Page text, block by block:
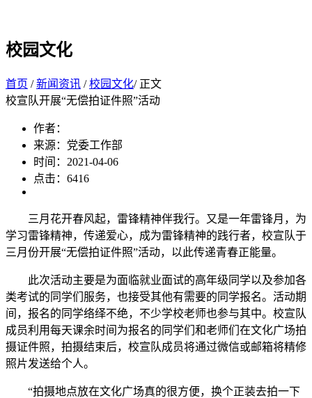
校园文化
首页 /新闻资讯 /校园文化/ 正文
校宣队开展“无偿拍证件照”活动
作者：
来源：党委工作部
时间：2021-04-06
点击： 6416
三月花开春风起，雷锋精神伴我行。又是一年雷锋月，为
学习雷锋精神，传递爱心，成为雷锋精神的践行者，校宣队于
三月份开展“无偿拍证件照”活动，以此传递青春正能量。
此次活动主要是为面临就业面试的高年级同学以及参加各
类考试的同学们服务，也接受其他有需要的同学报名。活动期
间，报名的同学络绎不绝，不少学校老师也参与其中。校宣队
成员利用每天课余时间为报名的同学们和老师们在文化广场拍
摄证件照，拍摄结束后，校宣队成员将通过微信或邮箱将精修
照片发送给个人。
“拍摄地点放在文化广场真的很方便，换个正装去拍一下